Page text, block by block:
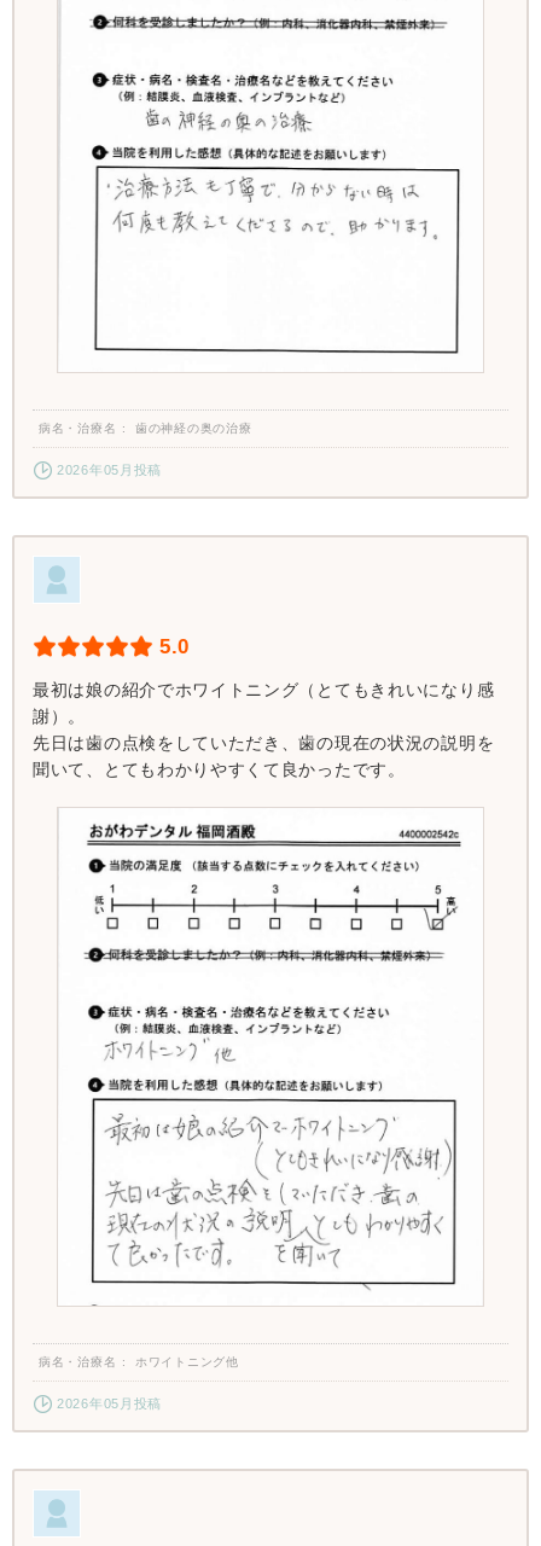
病名・治療名 歯の神経の奥の治療
2026年05月投稿
5.0
最初は娘の紹介でホワイトニング（とてもきれいになり感
謝）。
先日は歯の点検をしていただき、歯の現在の状況の説明を
聞いて、とてもわかりやすくて良かったです。
病名・治療名 ホワイトニング他
2026年05月投稿